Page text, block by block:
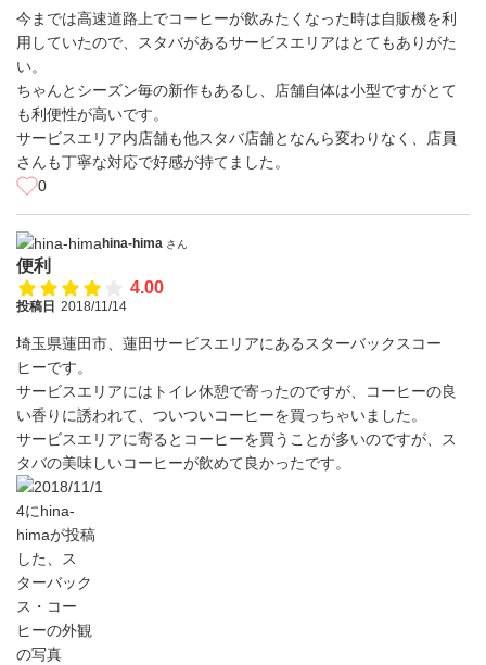
今までは高速道路上でコーヒーが飲みたくなった時は自販機を利
用していたので、スタバがあるサービスエリアはとてもありがた
い。
ちゃんとシーズン毎の新作もあるし、店舗自体は小型ですがとて
も利便性が高いです。
サービスエリア内店舗も他スタバ店舗となんら変わりなく、店員
さんも丁寧な対応で好感が持てました。
0
hina-hima さん
便利
4.00
投稿日 2018/11/14
埼玉県蓮田市、蓮田サービスエリアにあるスターバックスコー
ヒーです。
サービスエリアにはトイレ休憩で寄ったのですが、コーヒーの良
い香りに誘われて、ついついコーヒーを買っちゃいました。
サービスエリアに寄るとコーヒーを買うことが多いのですが、ス
タバの美味しいコーヒーが飲めて良かったです。